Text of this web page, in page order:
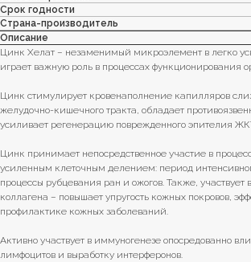
Срок годности
Страна-производитель
Описание
Цинк Хелат – незаменимый микроэлемент в легко
играет важную роль в процессах функционирования
Цинк стимулирует кровенаполнение капилляров
желудочно-кишечного тракта, обладает
усиливает регенерацию поврежденного эпителия
Цинк принимает непосредственное участие в
усиленным клеточным делением: период
процессы рубцевания ран и ожогов. Также, участвует
коллагена – повышает упругость кожных покровов,
профилактике кожных заболеваний.
Активно участвует в иммуногенезе опосредованно
лимфоцитов и выработку интерферонов.